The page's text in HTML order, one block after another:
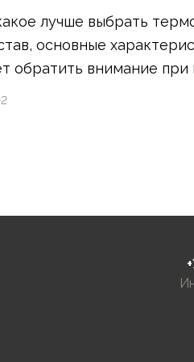
лучше выбрать
основные
обратить внимание при
2